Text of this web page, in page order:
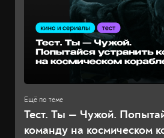
Тест. Ты — Чужой.
команду на космическом